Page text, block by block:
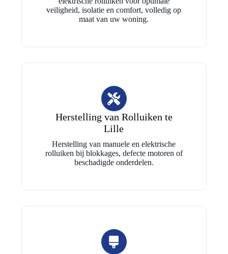
veiligheid, isolatie en comfort, volledig op
maat van uw woning.
Herstelling van Rolluiken te
Lille
Herstelling van manuele en elektrische
rolluiken bij blokkages, defecte motoren of
beschadigde onderdelen.